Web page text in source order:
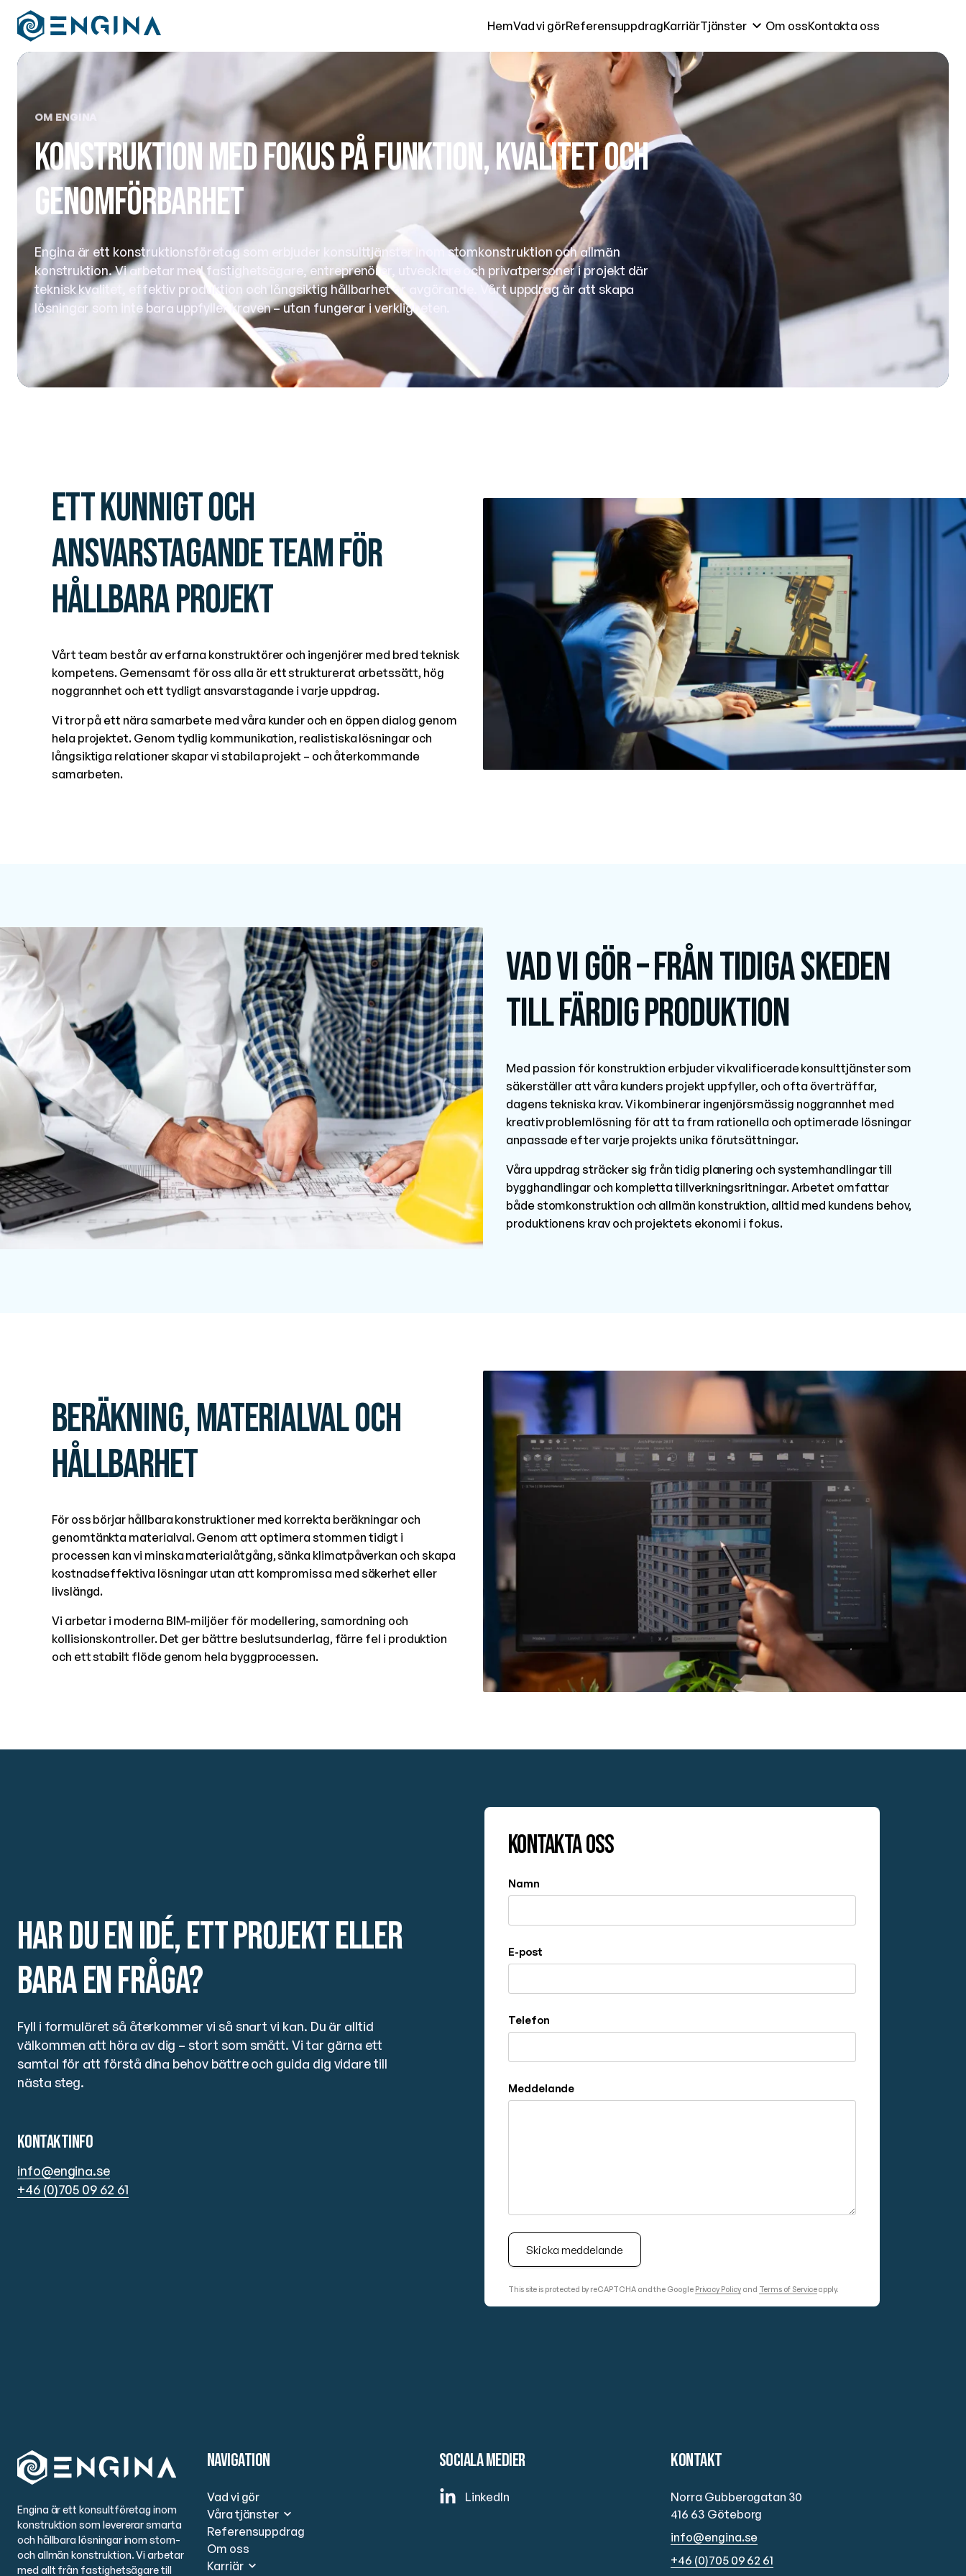
HemVad vi görReferensuppdragKarriärTjänster Om ossKontakta oss
OM ENGINA
Konstruktion med fokus på funktion, kvalitet och
genomförbarhet
Engina är ett konstruktionsföretag som erbjuder konsulttjänster inom stomkonstruktion och allmän
konstruktion. Vi arbetar med fastighetsägare, entreprenörer, utvecklare och privatpersoner i projekt där
teknisk kvalitet, effektiv produktion och långsiktig hållbarhet är avgörande. Vårt uppdrag är att skapa
lösningar som inte bara uppfyller kraven – utan fungerar i verkligheten.
Ett kunnigt och
ansvarstagande team för
hållbara projekt
Vårt team består av erfarna konstruktörer och ingenjörer med bred teknisk
kompetens. Gemensamt för oss alla är ett strukturerat arbetssätt, hög
noggrannhet och ett tydligt ansvarstagande i varje uppdrag.
Vi tror på ett nära samarbete med våra kunder och en öppen dialog genom
hela projektet. Genom tydlig kommunikation, realistiska lösningar och
långsiktiga relationer skapar vi stabila projekt – och återkommande
samarbeten.
Vad vi gör – från tidiga skeden
till färdig produktion
Med passion för konstruktion erbjuder vi kvalificerade konsulttjänster som
säkerställer att våra kunders projekt uppfyller, och ofta överträffar,
dagens tekniska krav. Vi kombinerar ingenjörsmässig noggrannhet med
kreativ problemlösning för att ta fram rationella och optimerade lösningar
anpassade efter varje projekts unika förutsättningar.
Våra uppdrag sträcker sig från tidig planering och systemhandlingar till
bygghandlingar och kompletta tillverkningsritningar. Arbetet omfattar
både stomkonstruktion och allmän konstruktion, alltid med kundens behov,
produktionens krav och projektets ekonomi i fokus.
Beräkning, materialval och
hållbarhet
För oss börjar hållbara konstruktioner med korrekta beräkningar och
genomtänkta materialval. Genom att optimera stommen tidigt i
processen kan vi minska materialåtgång, sänka klimatpåverkan och skapa
kostnadseffektiva lösningar utan att kompromissa med säkerhet eller
livslängd.
Vi arbetar i moderna BIM-miljöer för modellering, samordning och
kollisionskontroller. Det ger bättre beslutsunderlag, färre fel i produktion
och ett stabilt flöde genom hela byggprocessen.
Har du en idé, ett projekt eller
bara en fråga?
Fyll i formuläret så återkommer vi så snart vi kan. Du är alltid
välkommen att höra av dig – stort som smått. Vi tar gärna ett
samtal för att förstå dina behov bättre och guida dig vidare till
nästa steg.
Kontaktinfo
info@engina.se
+46 (0)705 09 62 61
Kontakta oss
Namn
E-post
Telefon
Meddelande
Skicka meddelande
This site is protected by reCAPTCHA and the Google Privacy Policyand Terms of Serviceapply.
Engina är ett konsultföretag inom
konstruktion som levererar smarta
och hållbara lösningar inom stom-
och allmän konstruktion. Vi arbetar
med allt från fastighetsägare till
Navigation
Vad vi gör
Våra tjänster
Referensuppdrag
Om oss
Karriär
Sociala medier
LinkedIn
Kontakt
Norra Gubberogatan 30
416 63 Göteborg
info@engina.se
+46 (0)705 09 62 61